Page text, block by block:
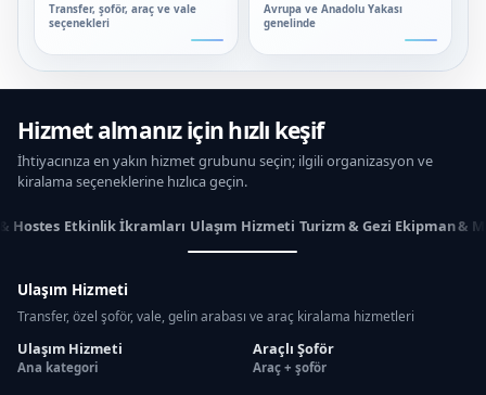
Transfer, şoför, araç ve vale
seçenekleri
Avrupa ve Anadolu Yakası
genelinde
Hizmet almanız için hızlı keşif
İhtiyacınıza en yakın hizmet grubunu seçin; ilgili organizasyon ve
kiralama seçeneklerine hızlıca geçin.
Hostes Etkinlik İkramları Ulaşım Hizmeti Turizm & Gezi Ekipman &
Ulaşım Hizmeti
Transfer, özel şoför, vale, gelin arabası ve araç kiralama hizmetleri
Ulaşım Hizmeti
Ana kategori
Araçlı Şoför
Araç + şoför